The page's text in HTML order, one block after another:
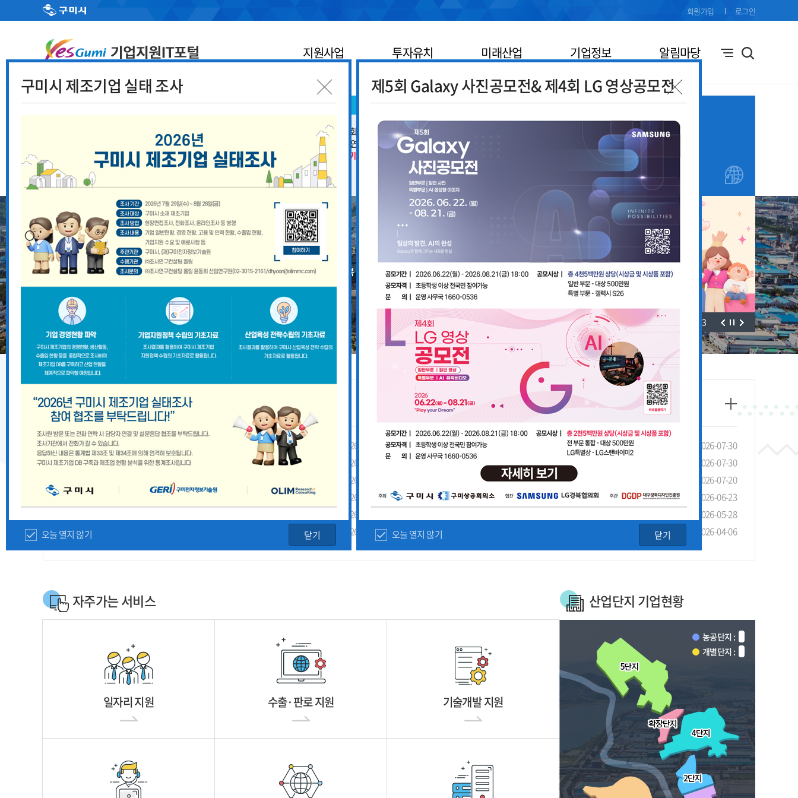
지원사업 투자유치 미래산업 기업정보 알림마당
회원가입 로그인
제5회 Galaxy 사진공모전& 제4회 LG 영상공모전
오늘 열지 않기 닫기
구미시 제조기업 실태 조사
오늘 열지 않기 닫기
기업애로
창업지원
안내
/3
기업지원 공고
2026-08-03
2026년 8월 구미시 중소기업 시설자금 융자지원 안내
2026-07-27
2026-07-10
2026-07-08
2026-07-01
경상북도 중대재해 예방 사각지대 해소 지원사업 모집공고
2026-06-26
공지사항
「2026년 구미시 제조기업 실태조사」실시 안내 및 협조 요청
2026-07-30
[장애인복지과] 장애인 고용개선 장려금 제도 안내
2026-07-30
2026년 구미시 시민안전보험 안내
2026-07-20
제5회 Galaxy 사진공모전& 제4회 LG 영상공모전 개최
2026-06-23
2026-05-28
2026년 가족친화기업 인증 신청 안내
2026-04-06
자주가는 서비스
일자리 지원 수출·판로 지원 기술개발 지원
산업단지 기업현황
농공단지 :
개별단지 :